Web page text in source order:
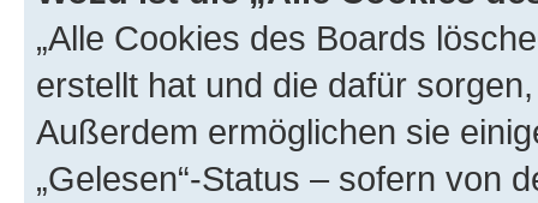
„Alle Cookies des Boards
erstellt hat und die dafür
Außerdem ermöglichen sie
„Gelesen“-Status – sofern von